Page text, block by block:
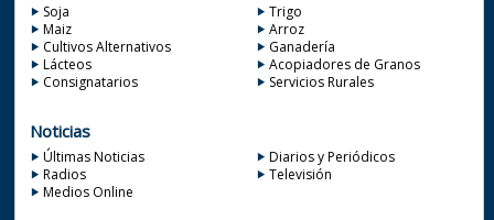
Soja
Trigo
Maiz
Arroz
Cultivos Alternativos
Ganadería
Lácteos
Acopiadores de Granos
Consignatarios
Servicios Rurales
Noticias
Últimas Noticias
Diarios y Periódicos
Radios
Televisión
Medios Online